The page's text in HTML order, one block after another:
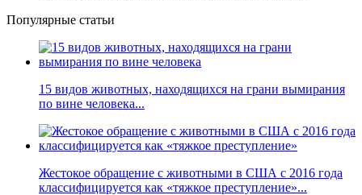
Популярные статьи
15 видов животных, находящихся на грани вымирания
по вине человека...
Жестокое обращение с животными в США с 2016 года
классифицируется как «тяжкое преступление»...